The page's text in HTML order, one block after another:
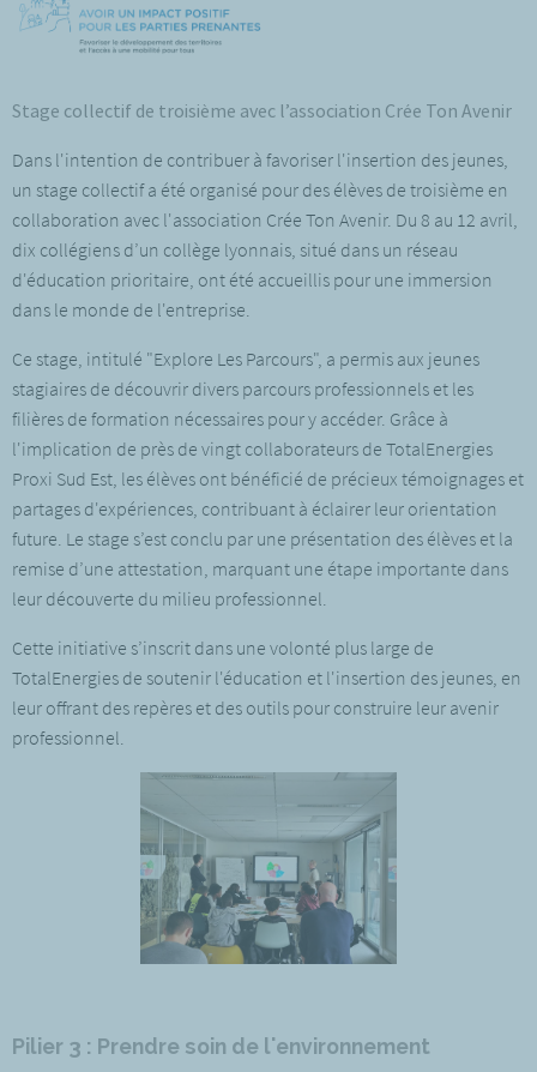
Stage collectif de troisième avec l’association Crée Ton Avenir
Dans l'intention de contribuer à favoriser l'insertion des jeunes,
un stage collectif a été organisé pour des élèves de troisième en
collaboration avec l'association Crée Ton Avenir. Du 8 au 12 avril,
dix collégiens d’un collège lyonnais, situé dans un réseau
d'éducation prioritaire, ont été accueillis pour une immersion
dans le monde de l'entreprise.
Ce stage, intitulé "Explore Les Parcours", a permis aux jeunes
stagiaires de découvrir divers parcours professionnels et les
filières de formation nécessaires pour y accéder. Grâce à
l'implication de près de vingt collaborateurs de TotalEnergies
Proxi Sud Est, les élèves ont bénéficié de précieux témoignages et
partages d'expériences, contribuant à éclairer leur orientation
future. Le stage s’est conclu par une présentation des élèves et la
remise d’une attestation, marquant une étape importante dans
leur découverte du milieu professionnel.
Cette initiative s’inscrit dans une volonté plus large de
TotalEnergies de soutenir l'éducation et l'insertion des jeunes, en
leur offrant des repères et des outils pour construire leur avenir
professionnel.
Pilier 3 : Prendre soin de l'environnement